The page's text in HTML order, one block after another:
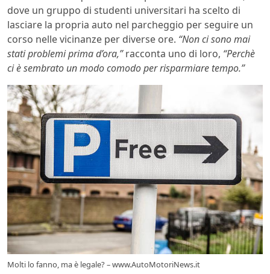
dove un gruppo di studenti universitari ha scelto di
lasciare la propria auto nel parcheggio per seguire un
corso nelle vicinanze per diverse ore. “Non ci sono mai
stati problemi prima d’ora,”racconta uno di loro, “Perchè
ci è sembrato un modo comodo per risparmiare tempo.”
Molti lo fanno, ma è legale? – www.AutoMotoriNews.it